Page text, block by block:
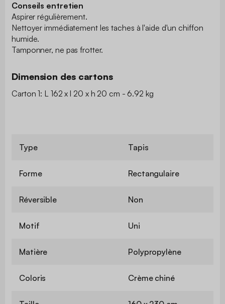
Conseils entretien
Aspirer régulièrement.
Nettoyer immédiatement les taches à l'aide d'un chiffon
humide.
Tamponner, ne pas frotter.
Dimension des cartons
Carton 1: L 162 x l 20 x h 20 cm - 6.92 kg
Type Tapis
Forme Rectangulaire
Réversible Non
Motif Uni
Matière Polypropylène
Coloris Crème chiné